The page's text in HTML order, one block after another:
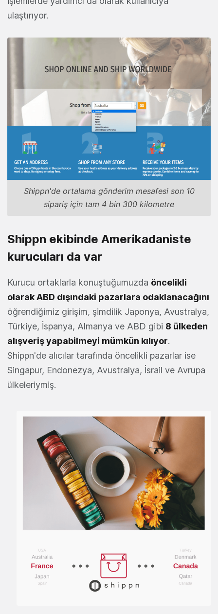
ulaştırıyor.
Shippn'de ortalama gönderim mesafesi son 10
sipariş için tam 4 bin 300 kilometre
Shippn ekibinde Amerikadaniste
kurucuları da var
Kurucu ortaklarla konuştuğumuzda öncelikli
olarak ABD dışındaki pazarlara odaklanacağını
öğrendiğimiz girişim, şimdilik Japonya, Avustralya,
Türkiye, İspanya, Almanya ve ABD gibi 8 ülkeden
alışveriş yapabilmeyi mümkün kılıyor.
Shippn'de alıcılar tarafında öncelikli pazarlar ise
Singapur, Endonezya, Avustralya, İsrail ve Avrupa
ülkeleriymiş.